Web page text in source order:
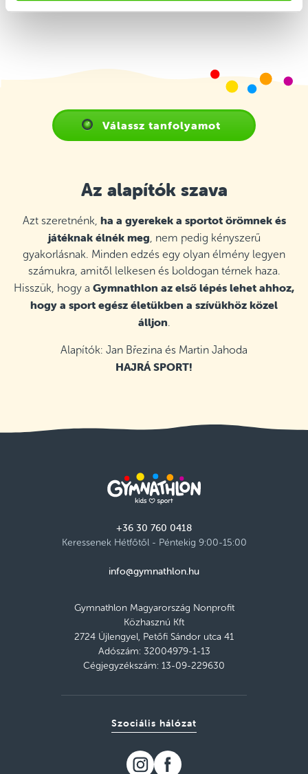
Válassz tanfolyamot
Az alapítók szava
Azt szeretnénk, ha a gyerekek a sportot örömnek és
játéknak élnék meg , nem pedig kényszerű
gyakorlásnak. Minden edzés egy olyan élmény legyen
számukra, amitől lelkesen és boldogan térnek haza.
Hisszük, hogy a Gymnathlon az első lépés lehet ahhoz,
hogy a sport egész életükben a szívükhöz közel
álljon.
Alapítók: Jan Březina és Martin Jahoda
HAJRÁ SPORT!
+36 30 760 0418
Keressenek Hétfőtől - Péntekig 9:00-15:00
info@gymnathlon.hu
Gymnathlon Magyarország Nonprofit
Közhasznú Kft
2724 Újlengyel, Petőfi Sándor utca 41
Adószám: 32004979-1-13
Cégjegyzékszám: 13-09-229630
Szociális hálózat